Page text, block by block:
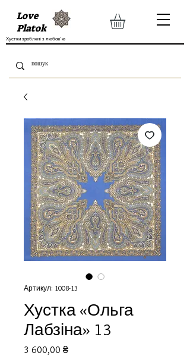
Love
Platok
Хустки зроблені з любов'ю
Артикул: 1008-13
Хустка «Ольга
Лабзіна» 13
3 600,00 ₴Ціна